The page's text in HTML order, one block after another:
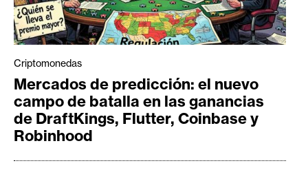
Criptomonedas
Mercados de predicción: el nuevo
campo de batalla en las ganancias
de DraftKings, Flutter, Coinbase y
Robinhood